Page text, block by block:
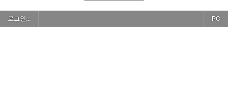
로그인... PC